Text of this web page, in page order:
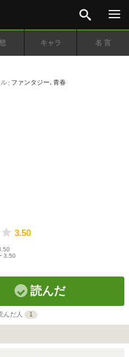
キャラ 名言
ファンタジー､ 青春
3.50
3.50
読んだ
んだ人 1